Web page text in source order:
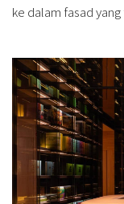
ke dalam fasad